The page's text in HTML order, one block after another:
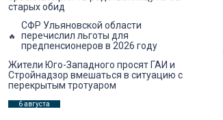
старых обид
СФР Ульяновской области
перечислил льготы для
предпенсионеров в 2026 году
Жители Юго-Западного просят ГАИ и
Стройнадзор вмешаться в ситуацию с
перекрытым тротуаром
6 августа